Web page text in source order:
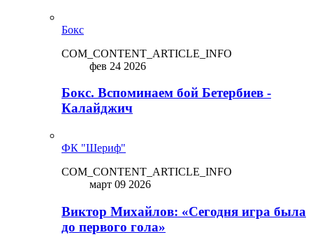
Бокс
COM_CONTENT_ARTICLE_INFO
фев 24 2026
Бокс. Вспоминаем бой Бетербиев -
Калайджич
ФК "Шериф"
COM_CONTENT_ARTICLE_INFO
март 09 2026
Виктор Михайлов: «Сегодня игра была
до первого гола»